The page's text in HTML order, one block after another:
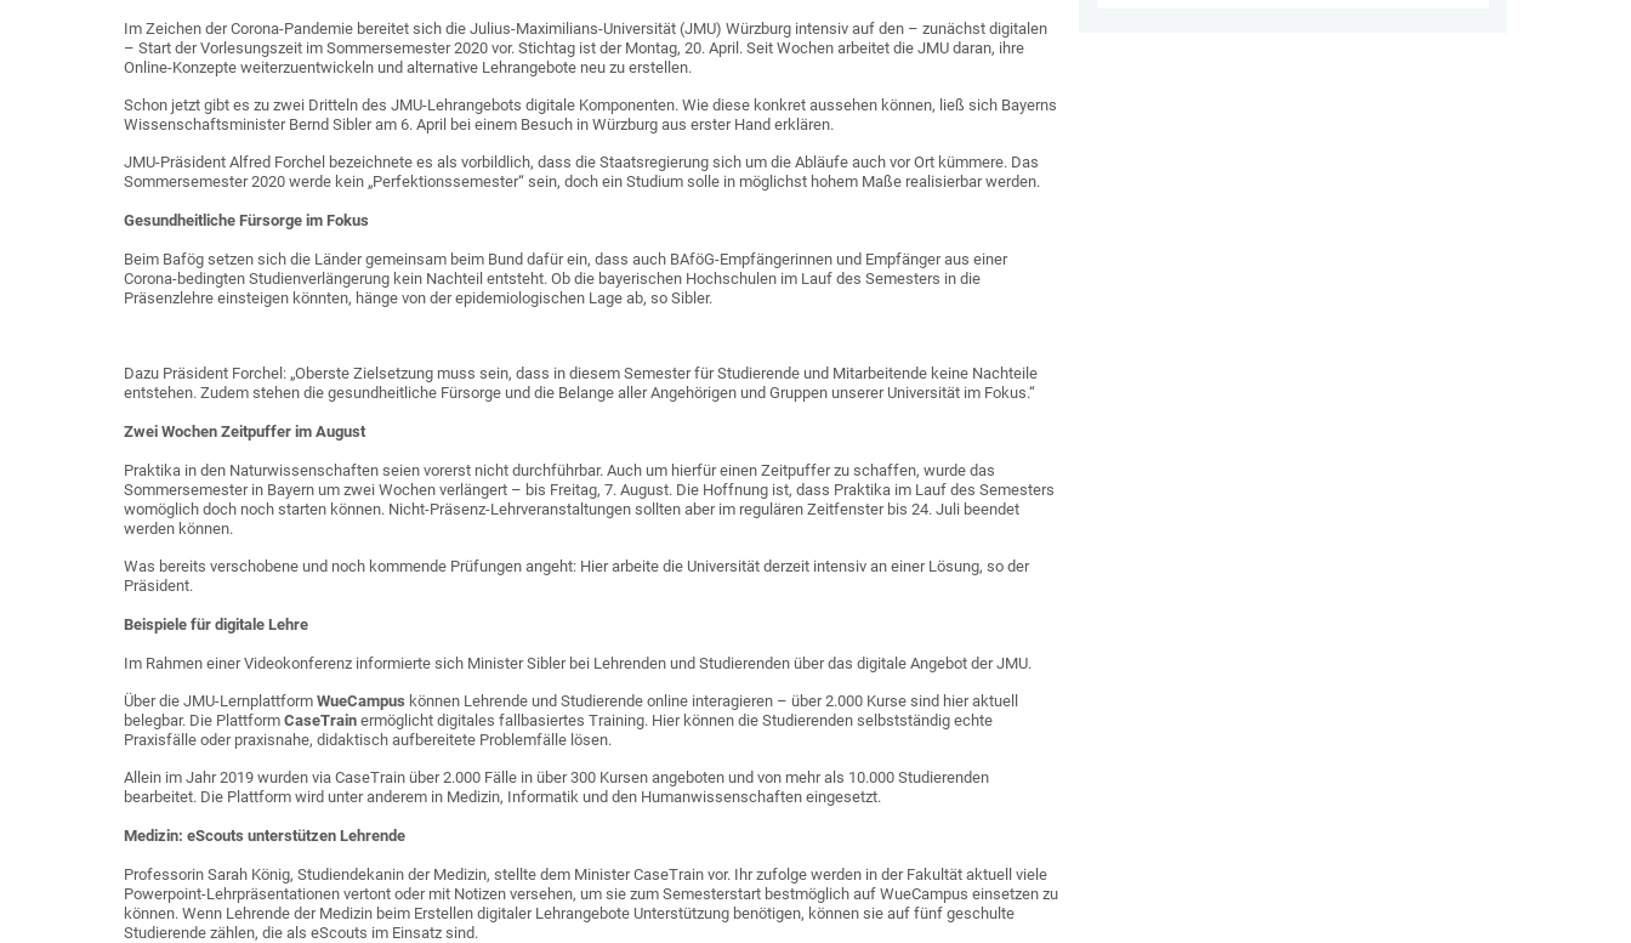
Im Zeichen der Corona-Pandemie bereitet sich die Julius-Maximilians-Universität (JMU) Würzburg intensiv auf den – zunächst digitalen
– Start der Vorlesungszeit im Sommersemester 2020 vor. Stichtag ist der Montag, 20. April. Seit Wochen arbeitet die JMU daran, ihre
Online-Konzepte weiterzuentwickeln und alternative Lehrangebote neu zu erstellen.
Schon jetzt gibt es zu zwei Dritteln des JMU-Lehrangebots digitale Komponenten. Wie diese konkret aussehen können, ließ sich Bayerns
Wissenschaftsminister Bernd Sibler am 6. April bei einem Besuch in Würzburg aus erster Hand erklären.
JMU-Präsident Alfred Forchel bezeichnete es als vorbildlich, dass die Staatsregierung sich um die Abläufe auch vor Ort kümmere. Das
Sommersemester 2020 werde kein „Perfektionssemester“ sein, doch ein Studium solle in möglichst hohem Maße realisierbar werden.
Gesundheitliche Fürsorge im Fokus
Beim Bafög setzen sich die Länder gemeinsam beim Bund dafür ein, dass auch BAföG-Empfängerinnen und Empfänger aus einer
Corona-bedingten Studienverlängerung kein Nachteil entsteht. Ob die bayerischen Hochschulen im Lauf des Semesters in die
Präsenzlehre einsteigen könnten, hänge von der epidemiologischen Lage ab, so Sibler.
Dazu Präsident Forchel: „Oberste Zielsetzung muss sein, dass in diesem Semester für Studierende und Mitarbeitende keine Nachteile
entstehen. Zudem stehen die gesundheitliche Fürsorge und die Belange aller Angehörigen und Gruppen unserer Universität im Fokus.“
Zwei Wochen Zeitpuffer im August
Praktika in den Naturwissenschaften seien vorerst nicht durchführbar. Auch um hierfür einen Zeitpuffer zu schaffen, wurde das
Sommersemester in Bayern um zwei Wochen verlängert – bis Freitag, 7. August. Die Hoffnung ist, dass Praktika im Lauf des Semesters
womöglich doch noch starten können. Nicht-Präsenz-Lehrveranstaltungen sollten aber im regulären Zeitfenster bis 24. Juli beendet
werden können.
Was bereits verschobene und noch kommende Prüfungen angeht: Hier arbeite die Universität derzeit intensiv an einer Lösung, so der
Präsident.
Beispiele für digitale Lehre
Im Rahmen einer Videokonferenz informierte sich Minister Sibler bei Lehrenden und Studierenden über das digitale Angebot der JMU.
Über die JMU-Lernplattform WueCampus können Lehrende und Studierende online interagieren – über 2.000 Kurse sind hier aktuell
belegbar. Die Plattform CaseTrain ermöglicht digitales fallbasiertes Training. Hier können die Studierenden selbstständig echte
Praxisfälle oder praxisnahe, didaktisch aufbereitete Problemfälle lösen.
Allein im Jahr 2019 wurden via CaseTrain über 2.000 Fälle in über 300 Kursen angeboten und von mehr als 10.000 Studierenden
bearbeitet. Die Plattform wird unter anderem in Medizin, Informatik und den Humanwissenschaften eingesetzt.
Medizin: eScouts unterstützen Lehrende
Professorin Sarah König, Studiendekanin der Medizin, stellte dem Minister CaseTrain vor. Ihr zufolge werden in der Fakultät aktuell viele
Powerpoint-Lehrpräsentationen vertont oder mit Notizen versehen, um sie zum Semesterstart bestmöglich auf WueCampus einsetzen zu
können. Wenn Lehrende der Medizin beim Erstellen digitaler Lehrangebote Unterstützung benötigen, können sie auf fünf geschulte
Studierende zählen, die als eScouts im Einsatz sind.